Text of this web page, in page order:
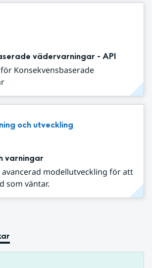
vädervarningar - API
Konsekvensbaserade
och utveckling
varningar
avancerad modellutveckling för att
som väntar.